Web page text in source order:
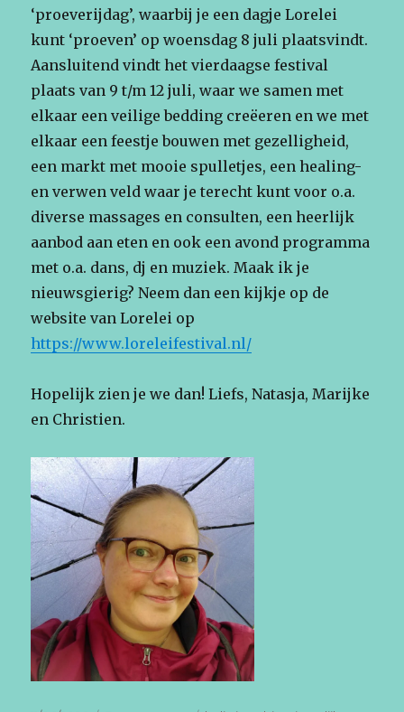
‘proeverijdag’, waarbij je een dagje Lorelei
kunt ‘proeven’ op woensdag 8 juli plaatsvindt.
Aansluitend vindt het vierdaagse festival
plaats van 9 t/m 12 juli, waar we samen met
elkaar een veilige bedding creëeren en we met
elkaar een feestje bouwen met gezelligheid,
een markt met mooie spulletjes, een healing-
en verwen veld waar je terecht kunt voor o.a.
diverse massages en consulten, een heerlijk
aanbod aan eten en ook een avond programma
met o.a. dans, dj en muziek. Maak ik je
nieuwsgierig? Neem dan een kijkje op de
website van Lorelei op
https://www.loreleifestival.nl/
Hopelijk zien je we dan! Liefs, Natasja, Marijke
en Christien.